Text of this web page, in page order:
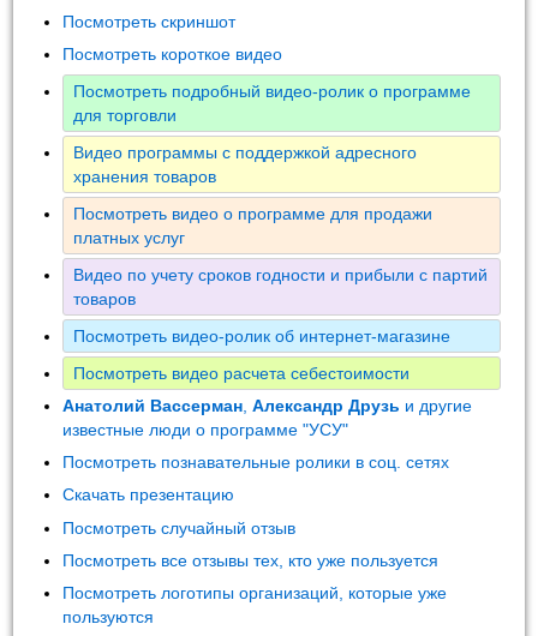
Посмотреть скриншот
Посмотреть короткое видео
Посмотреть подробный видео-ролик о программе
для торговли
Видео программы с поддержкой адресного
хранения товаров
Посмотреть видео о программе для продажи
платных услуг
Видео по учету сроков годности и прибыли с партий
товаров
Посмотреть видео-ролик об интернет-магазине
Посмотреть видео расчета себестоимости
Анатолий Вассерман ,Александр Друзь и другие
известные люди о программе "УСУ"
Посмотреть познавательные ролики в соц. сетях
Скачать презентацию
Посмотреть случайный отзыв
Посмотреть все отзывы тех, кто уже пользуется
Посмотреть логотипы организаций, которые уже
пользуются